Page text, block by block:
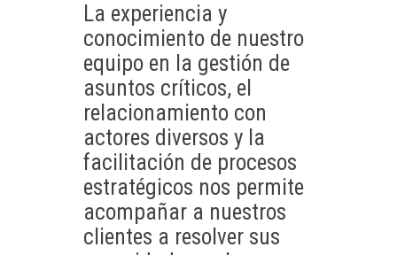
La experiencia y
conocimiento de nuestro
equipo en la gestión de
asuntos críticos, el
relacionamiento con
actores diversos y la
facilitación de procesos
estratégicos nos permite
acompañar a nuestros
clientes a resolver sus